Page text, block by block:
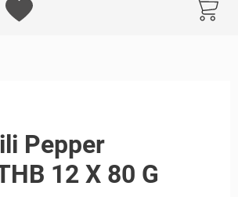
Pepper
12 X 80 G